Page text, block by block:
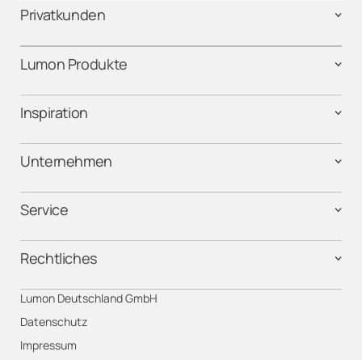
Privatkunden
Lumon Produkte
Inspiration
Unternehmen
Service
Rechtliches
Lumon Deutschland GmbH
Datenschutz
Impressum